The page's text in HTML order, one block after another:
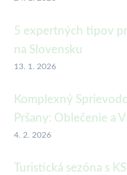
5 expertných tipov
na Slovensku
13. 1. 2026
Komplexný
Pršany: Oblečenie a
4. 2. 2026
Turistická sezóna s